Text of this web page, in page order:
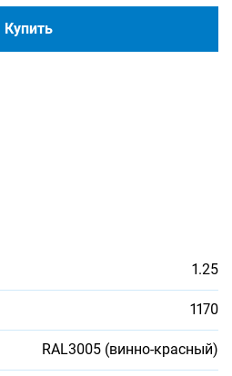
Купить
1.25
1170
RAL3005 (винно-красный)